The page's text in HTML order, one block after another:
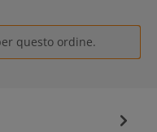
questo ordine.